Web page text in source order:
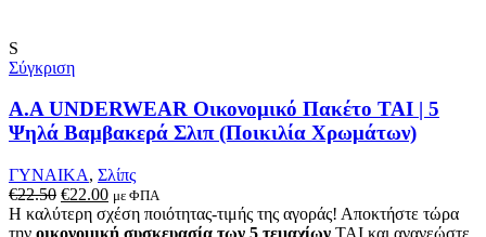
του
S
Σύγκριση
A.A UNDERWEAR Οικονομικό Πακέτο TAI | 5
Ψηλά Βαμβακερά Σλιπ (Ποικιλία Χρωμάτων)
ΓΥΝΑΙΚΑ, Σλίπς
€22.50 Original
price
was:
€22.00Η
τρέχουσα
τιμή
με ΦΠΑ
Η καλύτερη σχέση ποιότητας-τιμής της αγοράς! Αποκτήστε τώρα